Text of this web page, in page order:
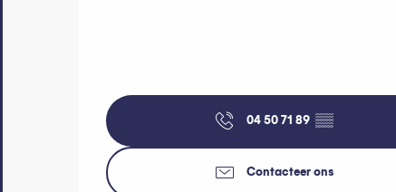
04 50 71 89 ▒▒
Contacteer ons